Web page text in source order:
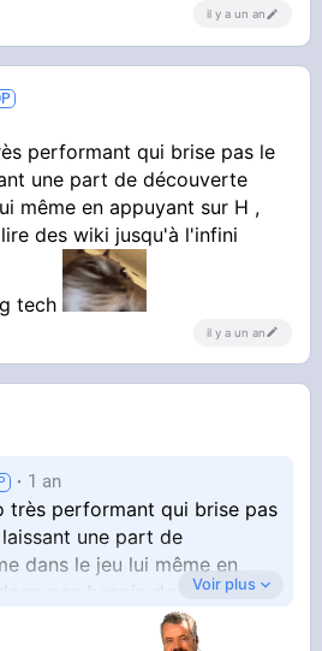
il y a un an
performant qui brise pas le
une part de découverte
même en appuyant sur H ,
des wiki jusqu'à l'infini
tech
il y a un an
1 an
très performant qui brise pas
une part de
dans le jeu lui même en
pas besoin de lire des
comme pour du Greg tech
Voir plus